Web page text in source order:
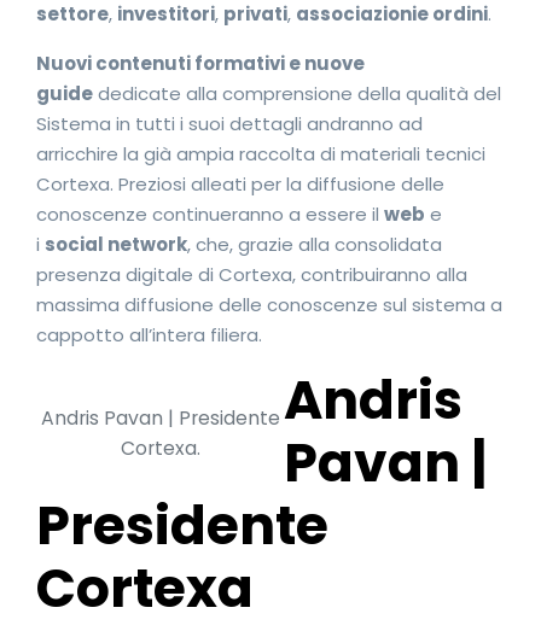
settore, investitori, privati, associazionie ordini.
Nuovi contenuti formativi e nuove
guidededicate alla comprensione della qualità del
Sistema in tutti i suoi dettagli andranno ad
arricchire la già ampia raccolta di materiali tecnici
Cortexa. Preziosi alleati per la diffusione delle
conoscenze continueranno a essere il web e
i social network, che, grazie alla consolidata
presenza digitale di Cortexa, contribuiranno alla
massima diffusione delle conoscenze sul sistema a
cappotto all’intera filiera.
Andris Pavan | Presidente
Cortexa.
Andris
Pavan |
Presidente
Cortexa